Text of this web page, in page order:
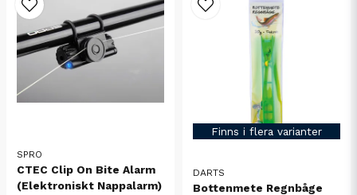
SPRO
CTEC Clip On Bite Alarm
(Elektroniskt Nappalarm)
Finns i flera varianter
DARTS
Bottenmete Regnbåge